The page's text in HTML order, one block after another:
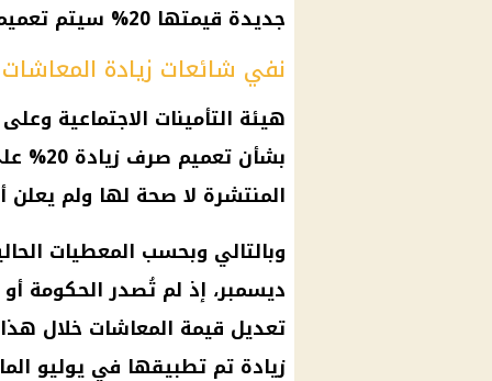
جديدة قيمتها 20% سيتم تعميمها لأصحاب المعاشات.
نفي شائعات زيادة المعاشات
هيئة التأمينات الاجتماعية
بشأن تعميم صرف زيادة 20% على
المنتشرة لا صحة لها ولم
وبالتالي وبحسب المعطيات
ديسمبر، إذ لم تُصدر الحكومة
تعديل قيمة المعاشات خلال
زيادة تم تطبيقها في يوليو الماضي